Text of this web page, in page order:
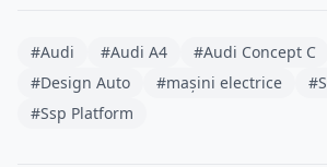
#Audi #Audi A4 #Audi Concept C
#Design Auto
#mașini electrice
#Ssp Platform